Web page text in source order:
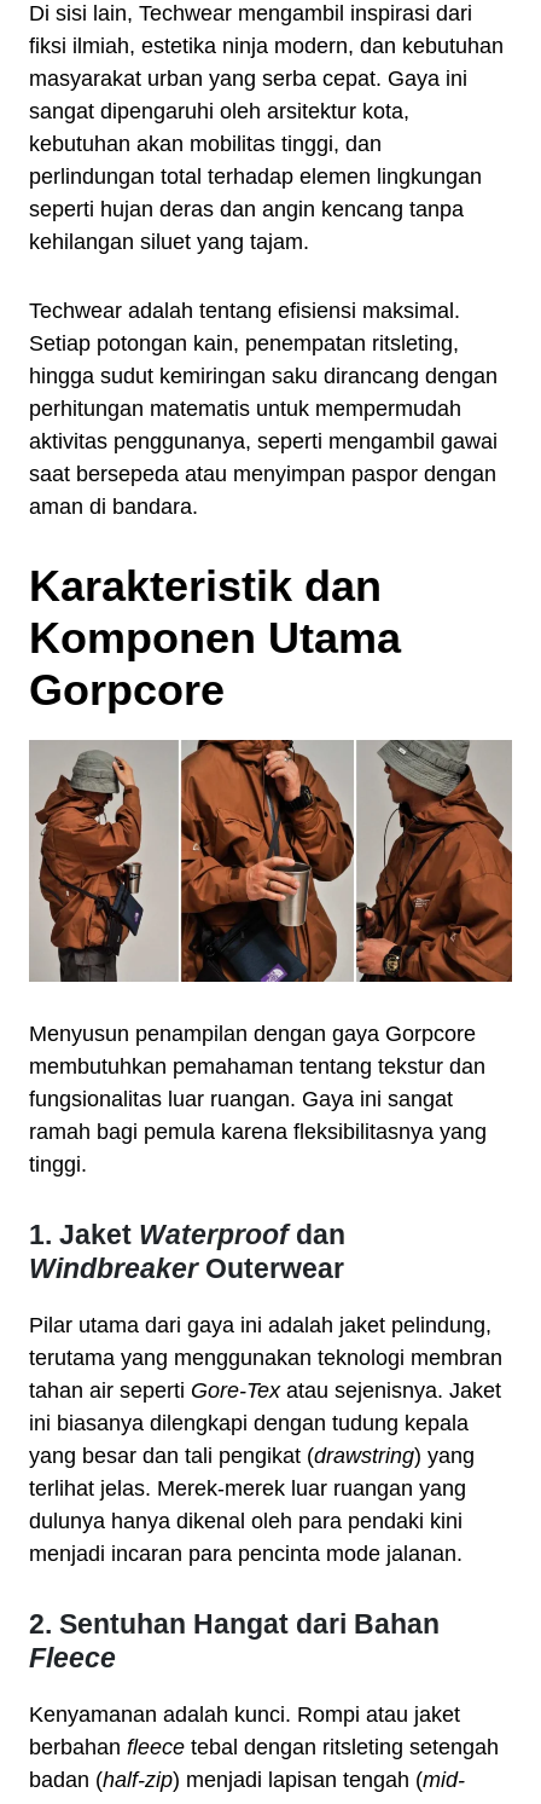
Di sisi lain, Techwear mengambil inspirasi dari
fiksi ilmiah, estetika ninja modern, dan kebutuhan
masyarakat urban yang serba cepat. Gaya ini
sangat dipengaruhi oleh arsitektur kota,
kebutuhan akan mobilitas tinggi, dan
perlindungan total terhadap elemen lingkungan
seperti hujan deras dan angin kencang tanpa
kehilangan siluet yang tajam.
Techwear adalah tentang efisiensi maksimal.
Setiap potongan kain, penempatan ritsleting,
hingga sudut kemiringan saku dirancang dengan
perhitungan matematis untuk mempermudah
aktivitas penggunanya, seperti mengambil gawai
saat bersepeda atau menyimpan paspor dengan
aman di bandara.
Karakteristik dan
Komponen Utama
Gorpcore
Menyusun penampilan dengan gaya Gorpcore
membutuhkan pemahaman tentang tekstur dan
fungsionalitas luar ruangan. Gaya ini sangat
ramah bagi pemula karena fleksibilitasnya yang
tinggi.
1. Jaket Waterproofdan
WindbreakerOuterwear
Pilar utama dari gaya ini adalah jaket pelindung,
terutama yang menggunakan teknologi membran
tahan air seperti Gore-Texatau sejenisnya. Jaket
ini biasanya dilengkapi dengan tudung kepala
yang besar dan tali pengikat (drawstring) yang
terlihat jelas. Merek-merek luar ruangan yang
dulunya hanya dikenal oleh para pendaki kini
menjadi incaran para pencinta mode jalanan.
2. Sentuhan Hangat dari Bahan
Fleece
Kenyamanan adalah kunci. Rompi atau jaket
berbahan fleece tebal dengan ritsleting setengah
badan (half-zip) menjadi lapisan tengah (mid-